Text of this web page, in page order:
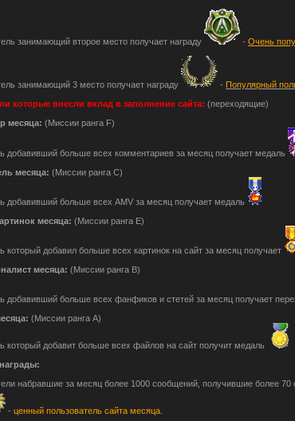
занимающий второе место получает награду - Очень
занимающий 3 место получает награду - Популярный
которые внесли вклад в заполнение сайта: (переходящие)
месяца: (Миссии ранга F)
добавивший больше всех комментариев за месяц получает медаль
месяца: (Миссии ранга С)
добавивший больше всех AMV за месяц получает медаль
месяца: (Миссии ранга Е)
который добавил больше всех картинок на сайт за месяц получает
месяца: (Миссии ранга B)
добавивший больше всех фанфиков и стетей за месяц получает
(Миссии ранга А)
который добавит больше всех файлов на сайт получит медаль
набравшие за месяц более 1000 сообщений, получившие более
- ценный пользователь сайта месяца.